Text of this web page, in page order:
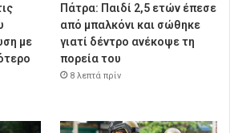
με
Πάτρα: Παιδί 2,5 ετών έπεσε
από μπαλκόνι και σώθηκε
γιατί δέντρο ανέκοψε τη
πορεία του
8 λεπτά πρίν